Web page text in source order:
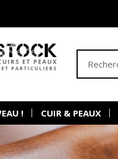
! CUIR & PEAUX